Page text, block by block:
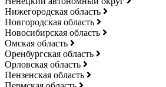
Нижегородская область
Новгородская область
Новосибирская область
Омская область
Оренбургская область
Орловская область
Пензенская область